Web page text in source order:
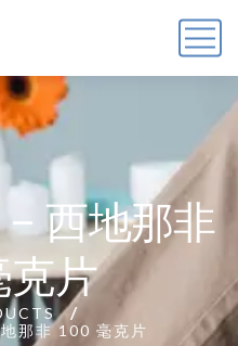
西地那非
克片
那非 100 毫克片